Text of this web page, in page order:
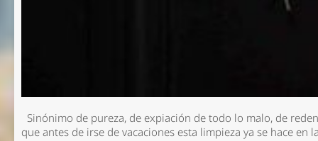
Sinónimo de pureza, de expiación de todo lo malo, de
que antes de irse de vacaciones esta limpieza ya se hace